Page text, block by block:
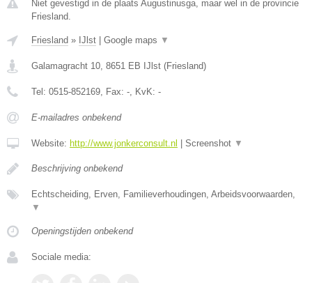
Niet gevestigd in de plaats Augustinusga, maar wel in de provincie
Friesland.
Friesland » IJlst Google maps ▼
Galamagracht 10 8651 EB IJlst (Friesland)
Tel: 0515-852169 , Fax: - , KvK: -
E-mailadres onbekend
Website: http://www.jonkerconsult.nl Screenshot ▼
Beschrijving onbekend
Echtscheiding, Erven, Familieverhoudingen, Arbeidsvoorwaarden,
▼
Openingstijden onbekend
Sociale media: